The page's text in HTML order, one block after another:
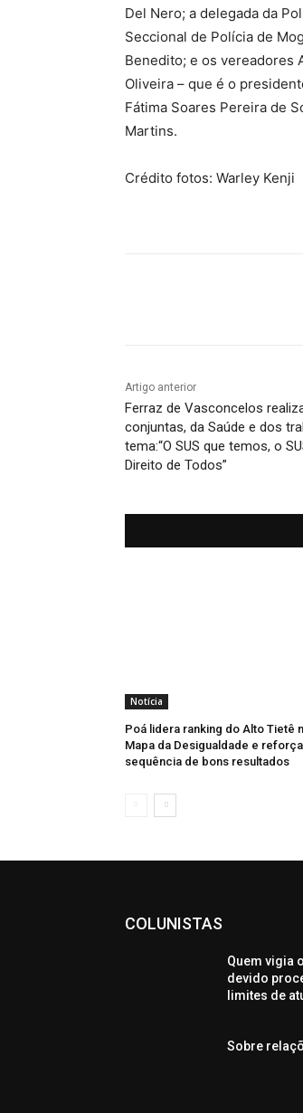
Del Nero; a delegada da
Seccional de Polícia de
Benedito; e os vereadores
Oliveira – que é o
Fátima Soares Pereira de
Martins.
Crédito fotos: Warley Kenji
Artigo anterior
Ferraz de Vasconcelos
conjuntas, da Saúde e dos
tema:“O SUS que temos, o
Direito de Todos”
Notícia
Poá lidera ranking do Alto Tietê
Mapa da Desigualdade e reforça
sequência de bons resultados
COLUNISTAS
Quem vigia
devido
limites de
Sobre